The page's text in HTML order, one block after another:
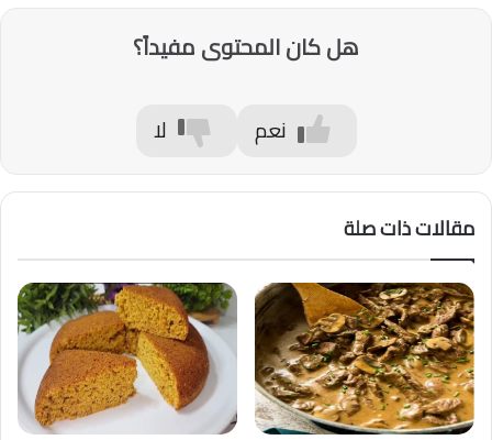
هل كان المحتوى مفيداً؟
نعم لا
مقالات ذات صلة